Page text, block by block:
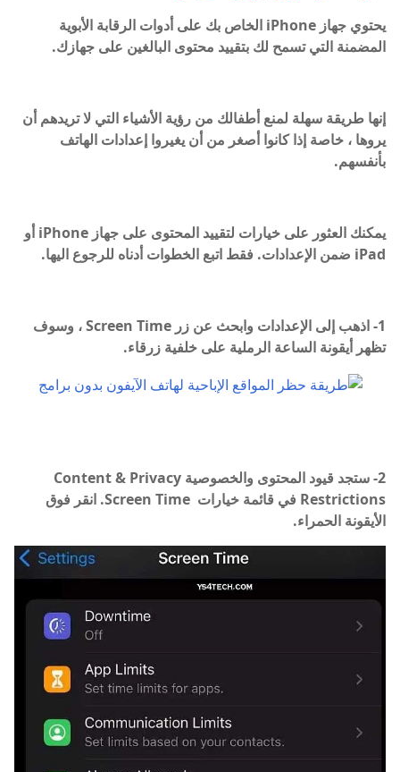
يحتوي جهاز iPhone الخاص بك على أدوات الرقابة الأبوية
المضمنة التي تسمح لك بتقييد محتوى البالغين على جهازك.
إنها طريقة سهلة لمنع أطفالك من رؤية الأشياء التي لا تريدهم أن
يروها ، خاصة إذا كانوا أصغر من أن يغيروا إعدادات الهاتف
بأنفسهم.
يمكنك العثور على خيارات لتقييد المحتوى على جهاز iPhone أو
iPad ضمن الإعدادات. فقط اتبع الخطوات أدناه للرجوع اليها.
1- اذهب إلى الإعدادات وابحث عن زر Screen Time ، وسوف
تظهر أيقونة الساعة الرملية على خلفية زرقاء.
2- ستجد قيود المحتوى والخصوصية Content & Privacy
Restrictions في قائمة خيارات
. انقر فوق
الأيقونة الحمراء.